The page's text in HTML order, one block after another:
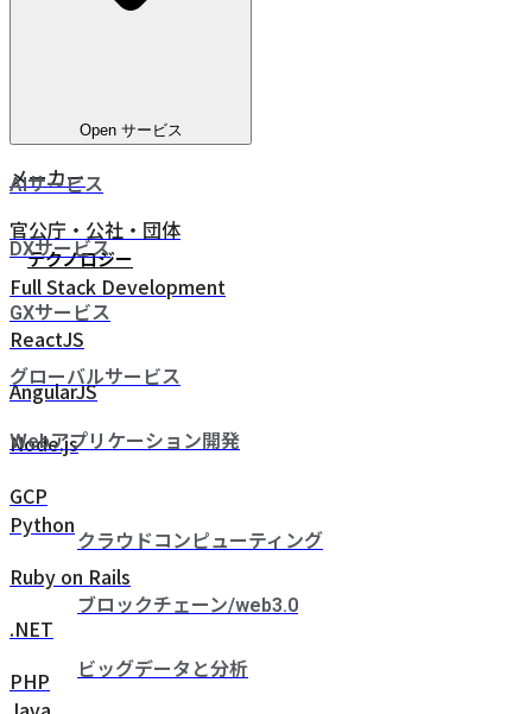
鉄道・物流
メーカー
官公庁・公社・団体
テクノロジー
Full Stack Development
ReactJS
AngularJS
Node.js
GCP
Python
Ruby on Rails
.NET
PHP
Open サービス
AIサービス
DXサービス
GXサービス
グローバルサービス
Webアプリケーション開発
クラウドコンピューティング
ブロックチェーン/web3.0
ビッグデータと分析